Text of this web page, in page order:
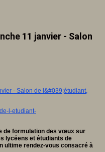
11 janvier - Salon
l-etudiant-
de formulation des vœux sur
lycéens et étudiants de
ultime rendez-vous consacré à